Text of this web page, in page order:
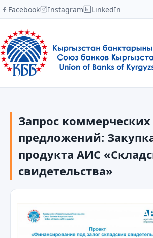
Facebook Instagram LinkedIn
Новости
Академия
Члены и партнеры
Сотрудничество
Контакты
Запрос коммерческих
предложений:
продукта АИС
свидетельства»